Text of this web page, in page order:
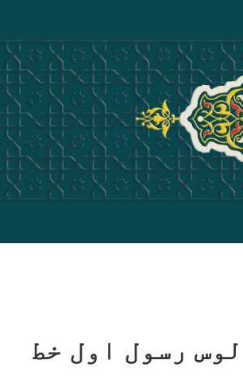
کور پاڼه
سپیڅلی کتاب په دري ژبه
نور: بلوچی · هزاره · ترکمن
د مبایل اپلېکېشنونو
رسول اول خط